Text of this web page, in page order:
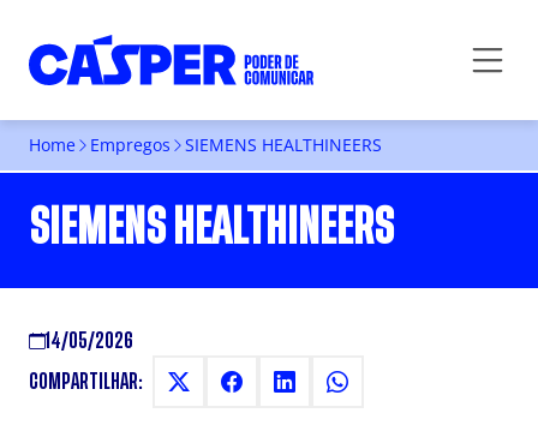
Home Empregos SIEMENS HEALTHINEERS
SIEMENS HEALTHINEERS
14/05/2026
COMPARTILHAR: